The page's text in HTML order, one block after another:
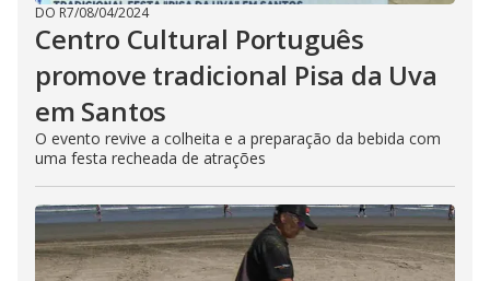
DO R7/08/04/2024
Centro Cultural Português
promove tradicional Pisa da Uva
em Santos
O evento revive a colheita e a preparação da bebida com
uma festa recheada de atrações